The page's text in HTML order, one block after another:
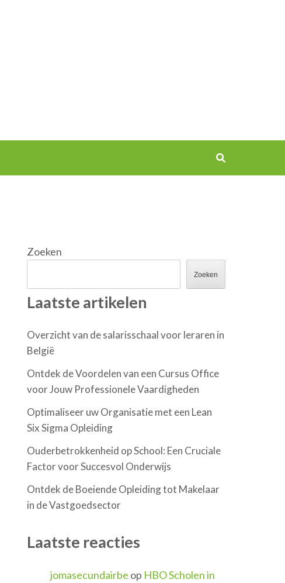
Zoeken
Zoeken
Laatste artikelen
Overzicht van de salarisschaal voor leraren in
België
Ontdek de Voordelen van een Cursus Office
voor Jouw Professionele Vaardigheden
Optimaliseer uw Organisatie met een Lean
Six Sigma Opleiding
Ouderbetrokkenheid op School: Een Cruciale
Factor voor Succesvol Onderwijs
Ontdek de Boeiende Opleiding tot Makelaar
in de Vastgoedsector
Laatste reacties
jomasecundairbe op HBO Scholen in